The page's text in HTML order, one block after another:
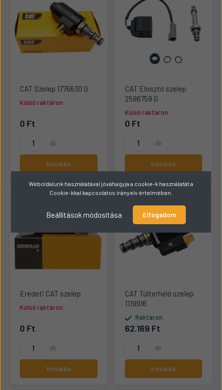
CAT Szelep 1776630 G
Külső raktáron
0 Ft
db
Kosárba
CAT Elosztó szelep
2596759 G
Külső raktáron
0 Ft
db
Kosárba
Eredeti CAT szelep
Külső raktáron
0 Ft
db
Kosárba
CAT Túlterhelő szelep
1119916
Raktáron
62.169 Ft
db
Kosárba
Weboldalunk használatával jóváhagyja a cookie-k használatát a
Cookie-kkal kapcsolatos irányelv értelmében.
Beállítások módosítása Elfogadom